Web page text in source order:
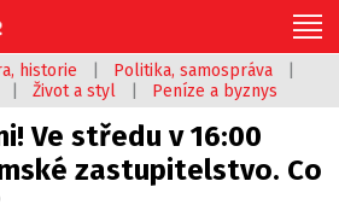
historie Politika, samospráva
Život a styl Peníze a byznys
Ve středu v 16:00
zastupitelstvo. Co